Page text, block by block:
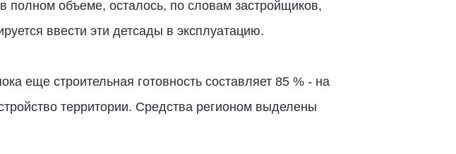
полном объеме, осталось, по словам застройщиков,
ввести эти детсады в эксплуатацию.
еще строительная готовность составляет 85 % - на
территории. Средства регионом выделены